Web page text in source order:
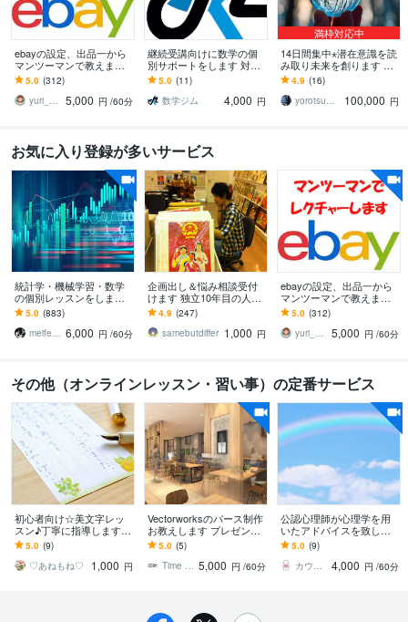
ebayの設定、出品一から
マンツーマンで教えます e
bayの設定から初出品まで
責任をもってお手伝いい
たします
5.0 (312)
yuri_ebayの家庭教師
5,000 円 /60分
継続受講向けに数学の個
別サポートをします 対話
重視で丁寧に理解を深め
る継続指導
5.0 (11)
数学ジム
4,000 円
満枠対応中
14日間集中⋆潜在意識を読
み取り未来を創ります チ
ャネリング＋ヒーリング
完全伴走プレミアム
4.9 (16)
yorotsume ヒーリングセラピスト
100,000 円
お気に入り登録が多いサービス
統計学・機械学習・数学
の個別レッスンをします
これから学びたい人・使
いたい人向けにオンライ
ンで個別レッスン
5.0 (883)
meifelyuki 6,000 円 /60分
企画出し＆悩み相談受付
けます 独立10年目の人気
クリエイターが代わりに
アイデアを出します
4.9 (247)
samebutdiffer 1,000 円
ebayの設定、出品一から
マンツーマンで教えます e
bayの設定から初出品まで
責任をもってお手伝いい
たします
5.0 (312)
yuri_ebayの家庭教師
5,000 円 /60分
その他（オンラインレッスン・習い事）の定番サービス
初心者向け☆美文字レッ
スン♪丁寧に指導します
心の余裕は美文字から！
今年こそ綺麗な字が書け
るようになりたい
5.0 (9)
♡あねもね♡
1,000 円
Vectorworksのパース制作
お教えします プレゼンに
強いパースをVectorで
5.0 (5)
Time CG Labo 5,000 円 /60分
公認心理師が心理学を用
いたアドバイスを致しま
す 考え方のご教示やお悩
みの問題解決を目指しま
す。
5.0 (9)
カウンセリングルーム心音
4,000 円 /60分